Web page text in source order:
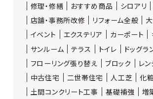
修理・修繕
おすすめ商品
シロアリ
店舗・事務所改修
リフォーム全般
イベント
エクステリア カーポート
サンルーム
テラス トイレ ドッグラ
フローリング張り替え
ブロック
レ
中古住宅
二世帯住宅 人工芝
化
土間コンクリート工事
基礎補強
増